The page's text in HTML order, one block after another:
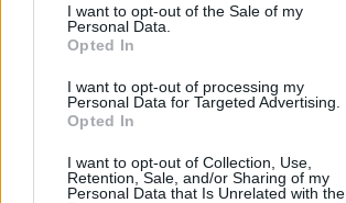
I want to opt-out of the Sale of my
Personal Data.
Opted In
I want to opt-out of processing my
Personal Data for Targeted Advertising.
Opted In
I want to opt-out of Collection, Use,
Retention, Sale, and/or Sharing of my
Personal Data that Is Unrelated with the